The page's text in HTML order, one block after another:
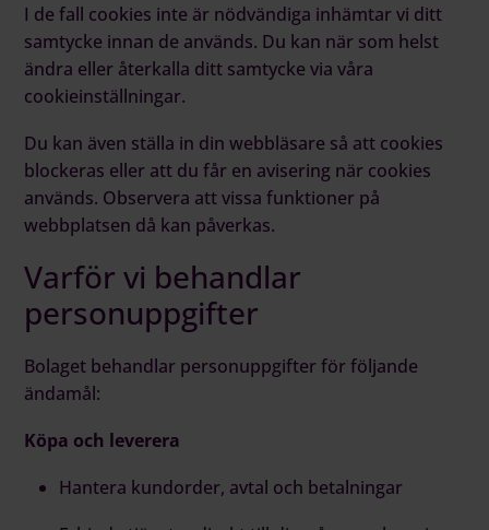
I de fall cookies inte är nödvändiga inhämtar vi ditt
samtycke innan de används. Du kan när som helst
ändra eller återkalla ditt samtycke via våra
cookieinställningar.
Du kan även ställa in din webbläsare så att cookies
blockeras eller att du får en avisering när cookies
används. Observera att vissa funktioner på
webbplatsen då kan påverkas.
Varför vi behandlar
personuppgifter
Bolaget behandlar personuppgifter för följande
ändamål:
Köpa och leverera
Hantera kundorder, avtal och betalningar